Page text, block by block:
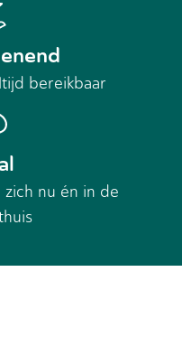
bereikbaar
zich nu én in de